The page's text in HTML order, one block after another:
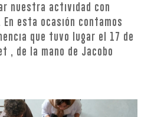
nuestra actividad con
En esta ocasión contamos
que tuvo lugar el 17 de
, de la mano de Jacobo